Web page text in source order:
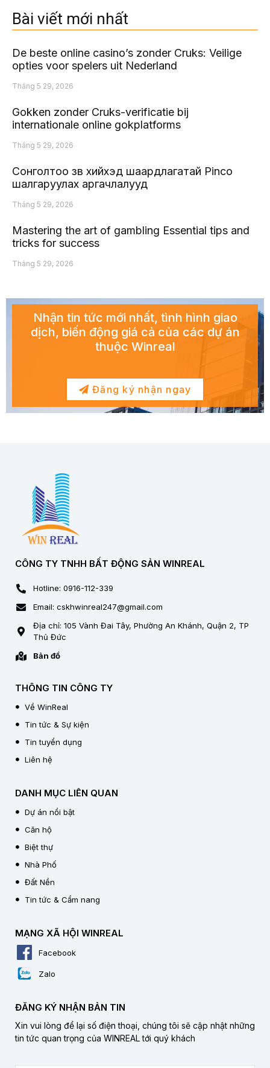
Bài viết mới nhất
De beste online casino’s zonder Cruks: Veilige
opties voor spelers uit Nederland
Tháng 5 29, 2026
Gokken zonder Cruks-verificatie bij
internationale online gokplatforms
Tháng 5 29, 2026
Сонголтоо зөв хийхэд шаардлагатай Pinco
шалгаруулах аргачлалууд
Tháng 5 29, 2026
Mastering the art of gambling Essential tips and
tricks for success
Tháng 5 29, 2026
Nhận tin tức mới nhất, tình hình giao
dịch, biến động giá cả của các dự án
thuộc Winreal
Đăng ký nhận ngay
CÔNG TY TNHH BẤT ĐỘNG SẢN WINREAL
Hotline: 0916-112-339
Email: cskhwinreal247@gmail.com
Địa chỉ: 105 Vành Đai Tây, Phường An Khánh, Quận 2, TP
Thủ Đức
Bản đồ
THÔNG TIN CÔNG TY
Về WinReal
Tin tức & Sự kiện
Tin tuyển dụng
Liên hệ
DANH MỤC LIÊN QUAN
Dự án nổi bật
Căn hộ
Biệt thự
Nhà Phố
Đất Nền
Tin tức & Cẩm nang
MẠNG XÃ HỘI WINREAL
Facebook
Zalo
ĐĂNG KÝ NHẬN BẢN TIN
Xin vui lòng để lại số điện thoại, chúng tôi sẽ cập nhật những
tin tức quan trọng của WINREAL tới quý khách